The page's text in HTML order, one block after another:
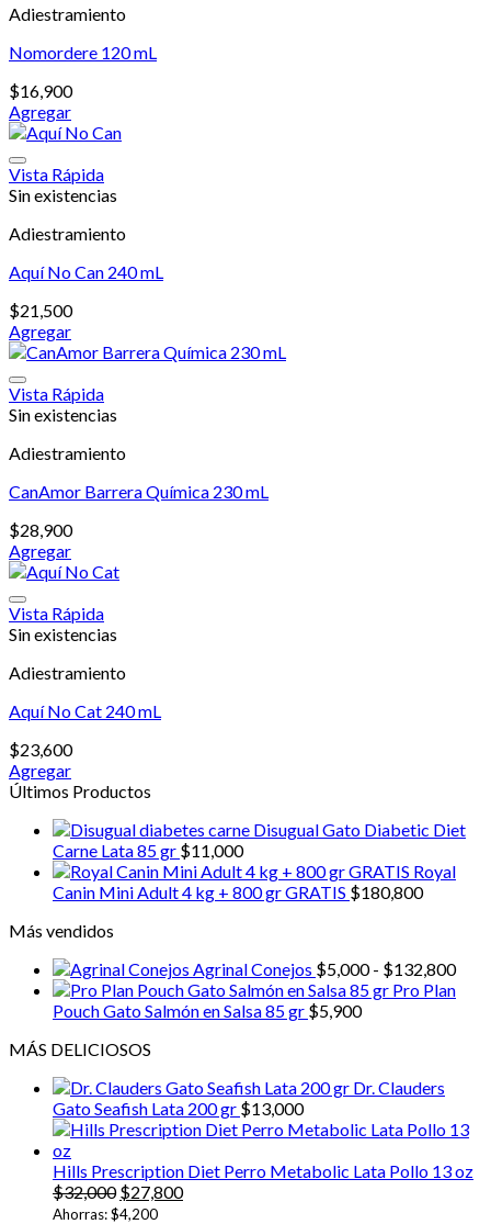
Adiestramiento
Nomordere 120 mL
$16,900
Agregar
Vista Rápida
Sin existencias
Adiestramiento
Aquí No Can 240 mL
$21,500
Agregar
Vista Rápida
Sin existencias
Adiestramiento
CanAmor Barrera Química 230 mL
$28,900
Agregar
Vista Rápida
Sin existencias
Adiestramiento
Aquí No Cat 240 mL
$23,600
Agregar
Últimos Productos
Disugual Gato Diabetic Diet
Carne Lata 85 gr $11,000
Royal
Canin Mini Adult 4 kg + 800 gr GRATIS $180,800
Más vendidos
Agrinal Conejos $5,000 - $132,800
de
Pro Plan
Pouch Gato Salmón en Salsa 85 gr $5,900
MÁS DELICIOSOS
Dr. Clauders
Gato Seafish Lata 200 gr $13,000
Hills Prescription Diet Perro Metabolic Lata Pollo 13 oz
$32,000 El
precio
$27,800El
Ahorras:$4,200